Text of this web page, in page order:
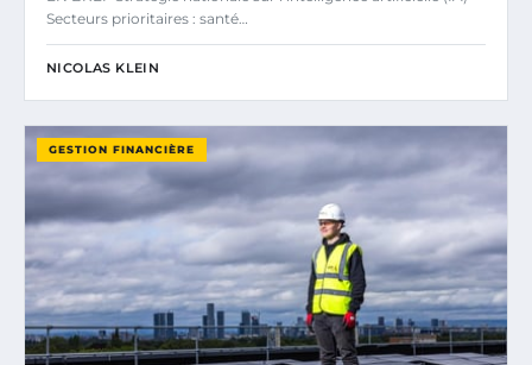
Secteurs prioritaires : santé…
NICOLAS KLEIN
GESTION FINANCIÈRE